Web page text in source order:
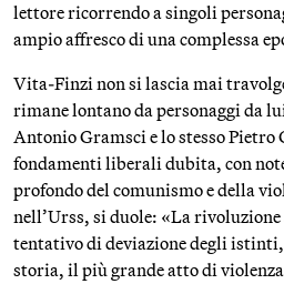
lettore ricorrendo a singoli
ampio affresco di una complessa
Vita-Finzi non si lascia mai
rimane lontano da personaggi da
Antonio Gramsci e lo stesso Pietro
fondamenti liberali dubita, con
profondo del comunismo e della
nell’Urss, si duole: «La
tentativo di deviazione degli
storia, il più grande atto di